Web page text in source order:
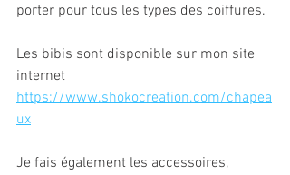
porter pour tous les types des coiffures.
Les bibis sont disponible sur mon site
internet
https://www.shokocreation.com/chapea
ux
Je fais également les accessoires,